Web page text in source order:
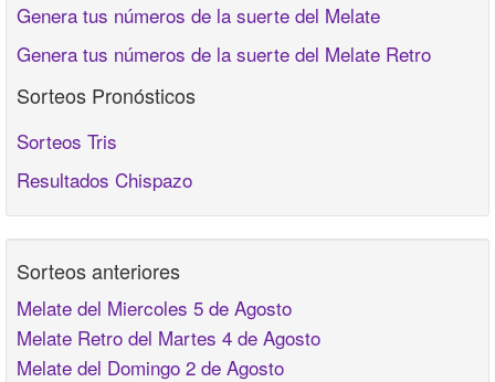
Genera tus números de la suerte del Melate
Genera tus números de la suerte del Melate Retro
Sorteos Pronósticos
Sorteos Tris
Resultados Chispazo
Sorteos anteriores
Melate del Miercoles 5 de Agosto
Melate Retro del Martes 4 de Agosto
Melate del Domingo 2 de Agosto